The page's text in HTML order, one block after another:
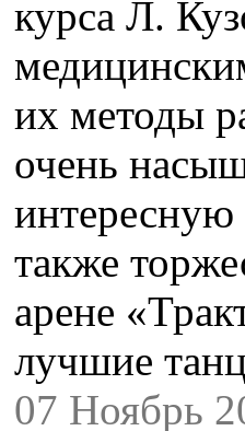
курса Л.
их методы
очень
интересную
также
арене
лучшие
07 Ноябрь